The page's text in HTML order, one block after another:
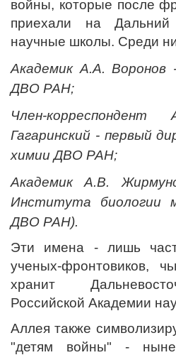
войны, которые после
приехали на Дальний
научные школы. Среди
Академик А.А.
ДВО РАН;
Член-
Гагаринский - первый
химии ДВО РАН;
Академик А.В.
Института биологии
ДВО РАН).
Эти имена - лишь
ученых-фронтовиков,
хранит
Российской Академии
Аллея также
"детям войны" -